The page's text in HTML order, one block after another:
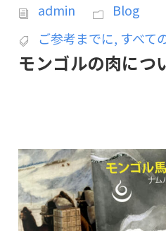
admin
Blog
ご参考までに, すべて
モンゴルの肉につ